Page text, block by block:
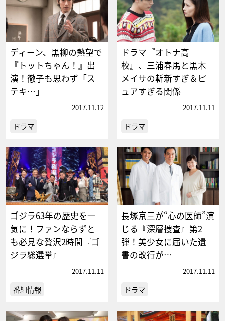
ディーン、黒柳の熱望で
『トットちゃん！』出
演！徹子も思わず「ス
テキ…」
2017.11.12
ドラマ
ドラマ『オトナ高
校』、三浦春馬と黒木
メイサの斬新すぎ＆ピ
ュアすぎる関係
2017.11.11
ドラマ
ゴジラ63年の歴史を一
気に！ファンならずと
も必見な贅沢2時間『ゴ
ジラ総選挙』
2017.11.11
番組情報
長塚京三が“心の医師”演
じる『深層捜査』第2
弾！美少女に届いた遺
書の改行が…
2017.11.11
ドラマ